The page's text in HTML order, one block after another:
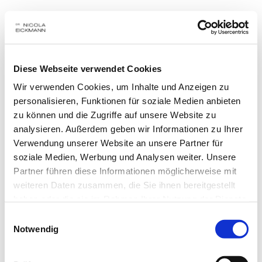
Diese Webseite verwendet Cookies
Wir verwenden Cookies, um Inhalte und Anzeigen zu
personalisieren, Funktionen für soziale Medien anbieten
zu können und die Zugriffe auf unsere Website zu
analysieren. Außerdem geben wir Informationen zu Ihrer
Verwendung unserer Website an unsere Partner für
soziale Medien, Werbung und Analysen weiter. Unsere
Partner führen diese Informationen möglicherweise mit
weiteren Daten zusammen, die Sie ihnen bereitgestellt
Notwendig
Impressum
Verantwortlich für diese Seite ist:
Zahnarztpraxis
Dr. Nicola Eickmann
Waldtruderingerstr. 63
Dr. Nicola Eickmann
Tel. +49 (0) 89 4304608